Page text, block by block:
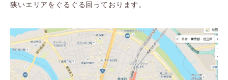
狭いエリアをぐるぐる回っております。